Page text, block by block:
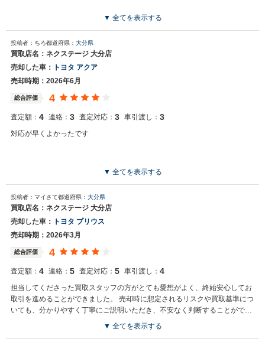
▼ 全てを表示する
投稿者：ちろ都道府県： 大分県
買取店名：ネクステージ 大分店
売却した車：
トヨタ アクア
売却時期：2026年6月
総合評価 4
査定額： 4 連絡： 3 査定対応： 3 車引渡し： 3
対応が早くよかったです
▼ 全てを表示する
投稿者：マイさて都道府県： 大分県
買取店名：ネクステージ 大分店
売却した車：
トヨタ プリウス
売却時期：2026年3月
総合評価 4
査定額： 4 連絡： 5 査定対応： 5 車引渡し： 4
担当してくださった買取スタッフの方がとても愛想がよく、終始安心してお
取引を進めることができました。 売却時に想定されるリスクや買取基準につ
いても、分かりやすく丁寧にご説明いただき、不安なく判断することができ
ました。また、こちらの希望も踏まえながら、なるべく高く売却できるよう
▼ 全てを表示する